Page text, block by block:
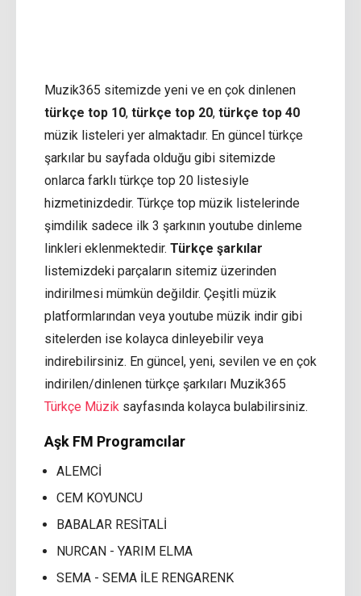
Muzik365 sitemizde yeni ve en çok dinlenen
türkçe top 10, türkçe top 20, türkçe top 40
müzik listeleri yer almaktadır. En güncel türkçe
şarkılar bu sayfada olduğu gibi sitemizde
onlarca farklı türkçe top 20 listesiyle
hizmetinizdedir. Türkçe top müzik listelerinde
şimdilik sadece ilk 3 şarkının youtube dinleme
linkleri eklenmektedir. Türkçe şarkılar
listemizdeki parçaların sitemiz üzerinden
indirilmesi mümkün değildir. Çeşitli müzik
platformlarından veya youtube müzik indir gibi
sitelerden ise kolayca dinleyebilir veya
indirebilirsiniz. En güncel, yeni, sevilen ve en çok
indirilen/dinlenen türkçe şarkıları Muzik365
Türkçe Müzik sayfasında kolayca bulabilirsiniz.
Aşk FM Programcılar
ALEMCİ
CEM KOYUNCU
BABALAR RESİTALİ
NURCAN - YARIM ELMA
SEMA - SEMA İLE RENGARENK